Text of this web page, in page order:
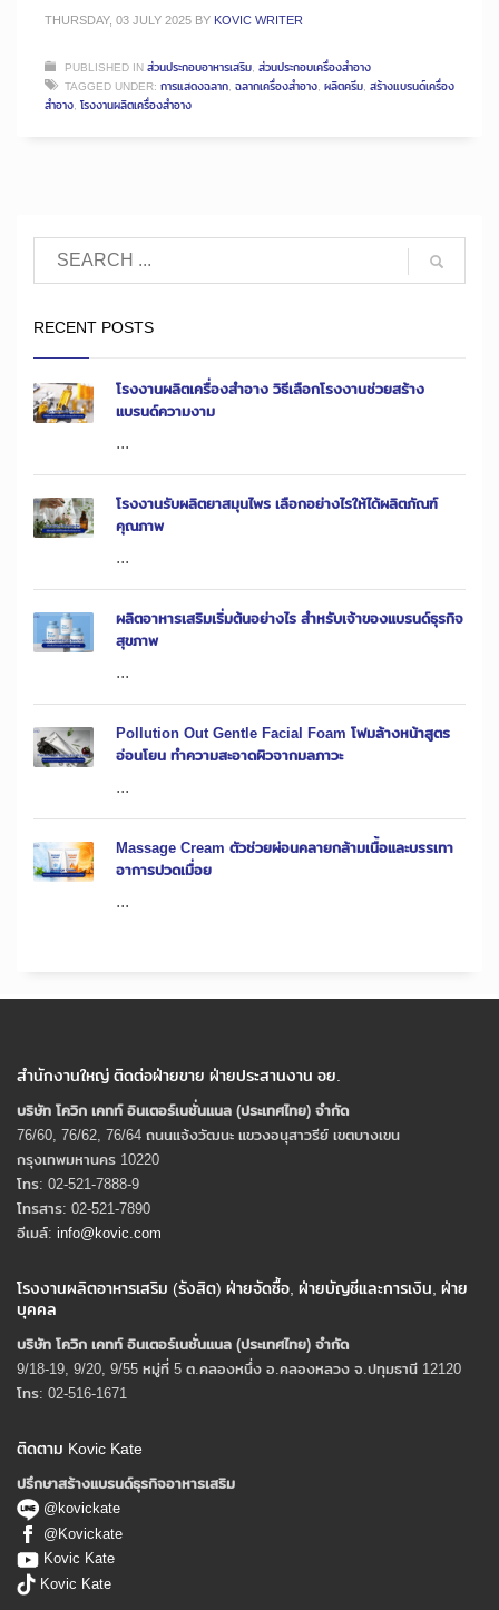
THURSDAY, 03 JULY 2025 BY KOVIC WRITER
PUBLISHED INส่วนประกอบอาหารเสริม, ส่วนประกอบเครื่องสำอาง
TAGGED UNDER: การแสดงฉลาก, ฉลากเครื่องสำอาง, ผลิตครีม, สร้างแบรนด์เครื่อง
สำอาง, โรงงานผลิตเครื่องสําอาง
RECENT POSTS
โรงงานผลิตเครื่องสำอาง วิธีเลือกโรงงานช่วยสร้าง
แบรนด์ความงาม
...
โรงงานรับผลิตยาสมุนไพร เลือกอย่างไรให้ได้ผลิตภัณฑ์
คุณภาพ
...
ผลิตอาหารเสริมเริ่มต้นอย่างไร สำหรับเจ้าของแบรนด์ธุรกิจ
สุขภาพ
...
Pollution Out Gentle Facial Foam โฟมล้างหน้าสูตร
อ่อนโยน ทำความสะอาดผิวจากมลภาวะ
...
Massage Cream ตัวช่วยผ่อนคลายกล้ามเนื้อและบรรเทา
อาการปวดเมื่อย
...
สำนักงานใหญ่ ติดต่อฝ่ายขาย ฝ่ายประสานงาน อย.
บริษัท โควิก เคทท์ อินเตอร์เนชั่นแนล (ประเทศไทย) จํากัด
76/60, 76/62, 76/64 ถนนแจ้งวัฒนะ แขวงอนุสาวรีย์ เขตบางเขน
กรุงเทพมหานคร 10220
โทร: 02-521-7888-9
โทรสาร: 02-521-7890
อีเมล์: info@kovic.com
โรงงานผลิตอาหารเสริม (รังสิต) ฝ่ายจัดซื้อ, ฝ่ายบัญชีและการเงิน, ฝ่าย
บุคคล
บริษัท โควิก เคทท์ อินเตอร์เนชั่นแนล (ประเทศไทย) จํากัด
9/18-19, 9/20, 9/55 หมู่ที่ 5 ต.คลองหนึ่ง อ.คลองหลวง จ.ปทุมธานี 12120
โทร: 02-516-1671
ติดตาม Kovic Kate
ปรึกษาสร้างแบรนด์ธุรกิจอาหารเสริม
@kovickate
@Kovickate
Kovic Kate
Kovic Kate